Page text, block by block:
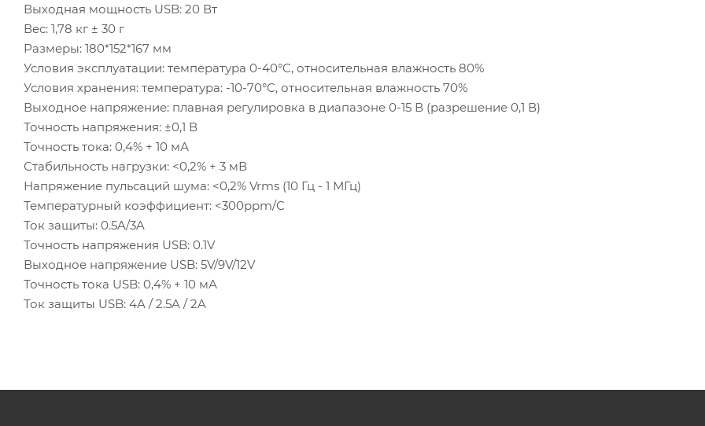
Выходная мощность USB: 20 Вт
Вес: 1,78 кг ± 30 г
Размеры: 180*152*167 мм
Условия эксплуатации: температура 0-40°C, относительная влажность 80%
Условия хранения: температура: -10-70°C, относительная влажность 70%
Выходное напряжение: плавная регулировка в диапазоне 0-15 В (разрешение 0,1 В)
Точность напряжения: ±0,1 В
Точность тока: 0,4% + 10 мА
Стабильность нагрузки: <0,2% + 3 мВ
Напряжение пульсаций шума: <0,2% Vrms (10 Гц - 1 МГц)
Температурный коэффициент: <300ppm/C
Ток защиты: 0.5A/3A
Точность напряжения USB: 0.1V
Выходное напряжение USB: 5V/9V/12V
Точность тока USB: 0,4% + 10 мА
Ток защиты USB: 4A / 2.5A / 2A